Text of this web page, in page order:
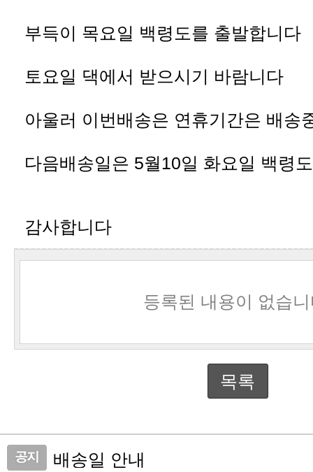
부득이 목요일 백령도를 출발합니다
토요일 댁에서 받으시기 바람니다
아울러 이번배송은 연휴기간은 배송
다음배송일은 5월10일 화요일 백령
감사합니다
등록된 내용이 없습
목록
배송일 안내